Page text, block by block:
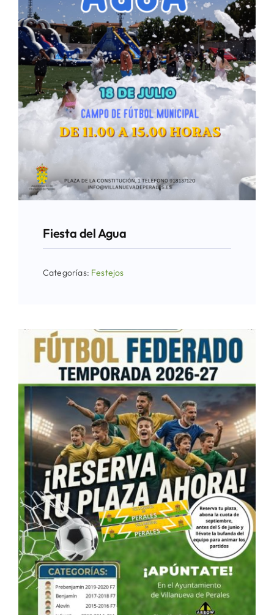
Fiesta del Agua
Categorías: Festejos